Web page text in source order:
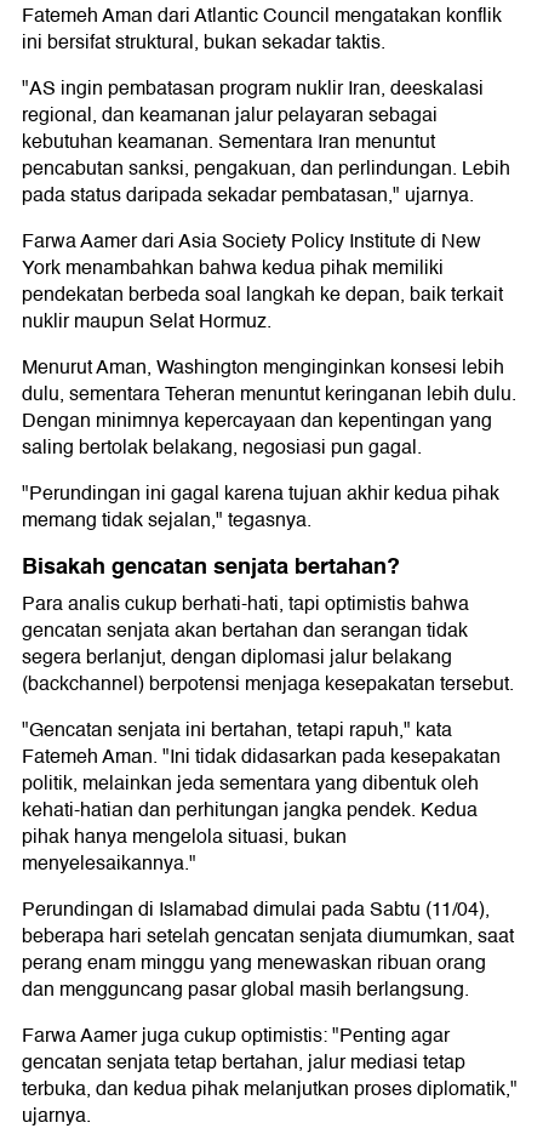
Fatemeh Aman dari Atlantic Council mengatakan konflik
ini bersifat struktural, bukan sekadar taktis.
"AS ingin pembatasan program nuklir Iran, deeskalasi
regional, dan keamanan jalur pelayaran sebagai
kebutuhan keamanan. Sementara Iran menuntut
pencabutan sanksi, pengakuan, dan perlindungan. Lebih
pada status daripada sekadar pembatasan," ujarnya.
Farwa Aamer dari Asia Society Policy Institute di New
York menambahkan bahwa kedua pihak memiliki
pendekatan berbeda soal langkah ke depan, baik terkait
nuklir maupun Selat Hormuz.
Menurut Aman, Washington menginginkan konsesi lebih
dulu, sementara Teheran menuntut keringanan lebih dulu.
Dengan minimnya kepercayaan dan kepentingan yang
saling bertolak belakang, negosiasi pun gagal.
"Perundingan ini gagal karena tujuan akhir kedua pihak
memang tidak sejalan," tegasnya.
Bisakah gencatan senjata bertahan?
Para analis cukup berhati-hati, tapi optimistis bahwa
gencatan senjata akan bertahan dan serangan tidak
segera berlanjut, dengan diplomasi jalur belakang
(backchannel) berpotensi menjaga kesepakatan tersebut.
"Gencatan senjata ini bertahan, tetapi rapuh," kata
Fatemeh Aman. "Ini tidak didasarkan pada kesepakatan
politik, melainkan jeda sementara yang dibentuk oleh
kehati-hatian dan perhitungan jangka pendek. Kedua
pihak hanya mengelola situasi, bukan
menyelesaikannya."
Perundingan di Islamabad dimulai pada Sabtu (11/04),
beberapa hari setelah gencatan senjata diumumkan, saat
perang enam minggu yang menewaskan ribuan orang
dan mengguncang pasar global masih berlangsung.
Farwa Aamer juga cukup optimistis: "Penting agar
gencatan senjata tetap bertahan, jalur mediasi tetap
terbuka, dan kedua pihak melanjutkan proses diplomatik,"
ujarnya.